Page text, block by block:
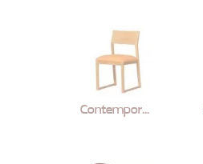
Contemporaneo